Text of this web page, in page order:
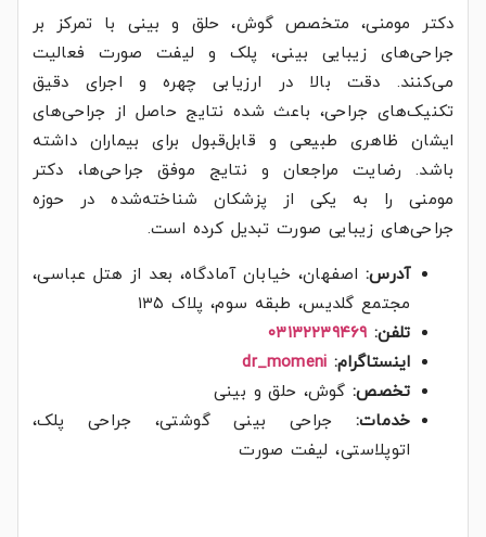
دکتر مومنی، متخصص گوش، حلق و بینی با تمرکز بر
جراحی‌های زیبایی بینی، پلک و لیفت صورت فعالیت
می‌کنند. دقت بالا در ارزیابی چهره و اجرای دقیق
تکنیک‌های جراحی، باعث شده نتایج حاصل از جراحی‌های
ایشان ظاهری طبیعی و قابل‌قبول برای بیماران داشته
باشد. رضایت مراجعان و نتایج موفق جراحی‌ها، دکتر
مومنی را به یکی از پزشکان شناخته‌شده در حوزه
جراحی‌های زیبایی صورت تبدیل کرده است.
آدرس:اصفهان، خیابان آمادگاه، بعد از هتل عباسی،
مجتمع گلدیس، طبقه سوم، پلاک ۱۳۵
تلفن: ۰۳۱۳۲۲۳۹۴۶۹
اینستاگرام: dr_momeni
تخصص:گوش، حلق و بینی
خدمات: جراحی بینی گوشتی، جراحی پلک،
اتوپلاستی، لیفت صورت